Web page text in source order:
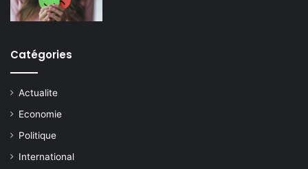
Catégories
Actualite
Economie
Politique
International